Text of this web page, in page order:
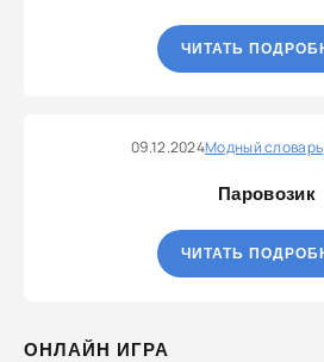
ЧИТАТЬ
09.12.2024Модный словарь
Паровозик
ЧИТАТЬ
ОНЛАЙН ИГРА